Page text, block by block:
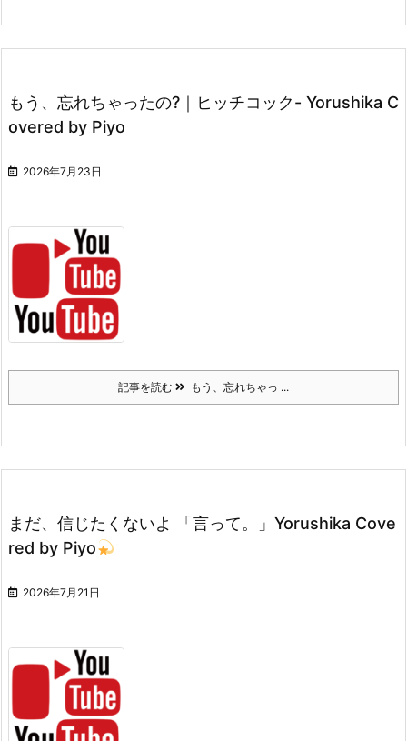
もう、忘れちゃったの?｜ヒッチコック- Yorushika C
overed by Piyo
2026年7月23日
記事を読む もう、忘れちゃっ ...
まだ、信じたくないよ 「言って。」Yorushika Cove
red by Piyo
2026年7月21日